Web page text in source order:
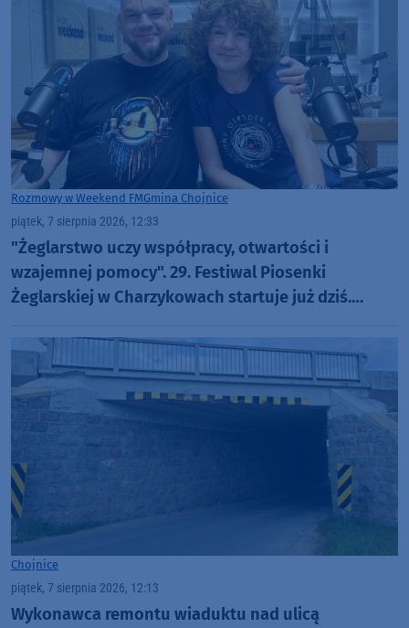
Rozmowy w Weekend FMGmina Chojnice
piątek, 7 sierpnia 2026, 12:33
"Żeglarstwo uczy współpracy, otwartości i
wzajemnej pomocy". 29. Festiwal Piosenki
Żeglarskiej w Charzykowach startuje już dziś.
Chojnice
piątek, 7 sierpnia 2026, 12:13
Wykonawca remontu wiaduktu nad ulicą